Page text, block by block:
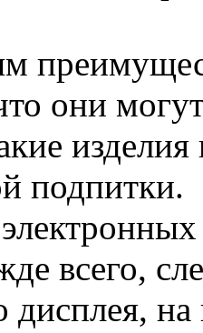
они
подпитки.
всего,
дисплея,